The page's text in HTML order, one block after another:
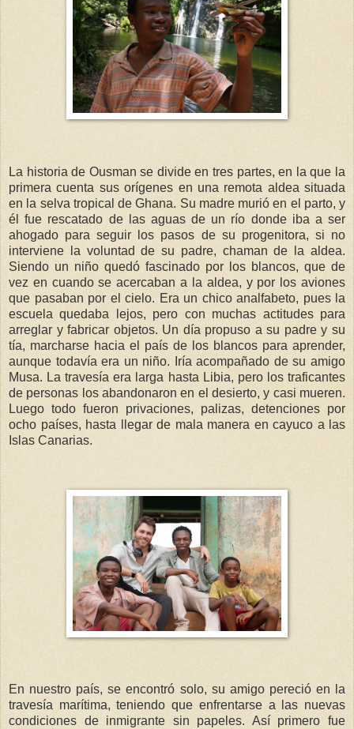
La historia de Ousman se divide en tres partes, en la que la
primera cuenta sus orígenes en una remota aldea situada
en la selva tropical de Ghana. Su madre murió en el parto, y
él fue rescatado de las aguas de un río donde iba a ser
ahogado para seguir los pasos de su progenitora, si no
interviene la voluntad de su padre, chaman de la aldea.
Siendo un niño quedó fascinado por los blancos, que de
vez en cuando se acercaban a la aldea, y por los aviones
que pasaban por el cielo. Era un chico analfabeto, pues la
escuela quedaba lejos, pero con muchas actitudes para
arreglar y fabricar objetos. Un día propuso a su padre y su
tía, marcharse hacia el país de los blancos para aprender,
aunque todavía era un niño. Iría acompañado de su amigo
Musa. La travesía era larga hasta Libia, pero los traficantes
de personas los abandonaron en el desierto, y casi mueren.
Luego todo fueron privaciones, palizas, detenciones por
ocho países, hasta llegar de mala manera en cayuco a las
Islas Canarias.
En nuestro país, se encontró solo, su amigo pereció en la
travesía marítima, teniendo que enfrentarse a las nuevas
condiciones de inmigrante sin papeles. Así primero fue